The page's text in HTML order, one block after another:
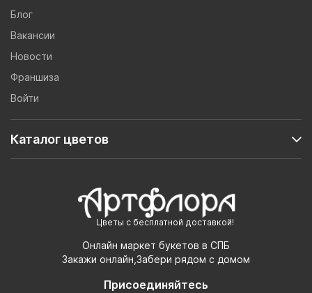
Цветы с бесплатной доставкой!
Онлайн маркет букетов в СПБ
Закажи онлайн,Забери рядом с домом
Присоединяйтесь
Блог
Вакансии
Новости
Франшиза
Войти
Каталог цветов